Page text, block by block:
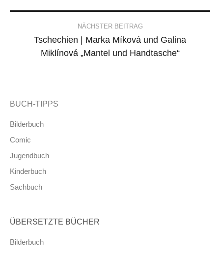
NÄCHSTER BEITRAG
Tschechien | Marka Míková und Galina
Miklínová „Mantel und Handtasche“
BUCH-TIPPS
Bilderbuch
Comic
Jugendbuch
Kinderbuch
Sachbuch
ÜBERSETZTE BÜCHER
Bilderbuch